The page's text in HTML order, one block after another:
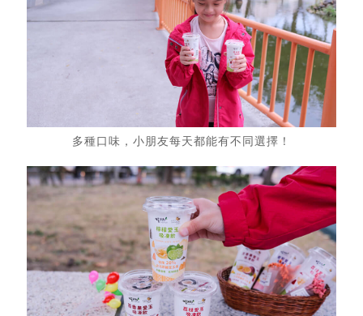
多種口味，小朋友每天都能有不同選擇！